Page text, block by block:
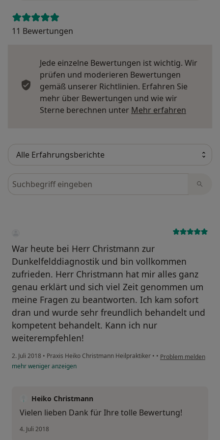
11 Bewertungen
Jede einzelne Bewertungen ist wichtig. Wir
prüfen und moderieren Bewertungen
gemäß unserer Richtlinien. Erfahren Sie
mehr über Bewertungen und wie wir
Sterne berechnen unter Mehr erfahren
Bewertungen durchsuchen
War heute bei Herr Christmann zur
Dunkelfelddiagnostik und bin vollkommen
zufrieden. Herr Christmann hat mir alles ganz
genau erklärt und sich viel Zeit genommen um
meine Fragen zu beantworten. Ich kam sofort
dran und wurde sehr freundlich behandelt und
kompetent behandelt. Kann ich nur
weiterempfehlen!
2. Juli 2018 • Praxis Heiko Christmann Heilpraktiker • • Problem melden
mehrwenigeranzeigen
Heiko Christmann
Vielen lieben Dank für Ihre tolle Bewertung!
4. Juli 2018